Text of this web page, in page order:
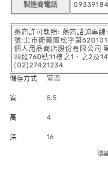
製造商電話
藥商許可執照: 藥商諮詢專
號:北市衛藥販松字第
個人用品商店股份有限公司
四段760號11樓之1、之2及
(02)27421234
儲存方式
室溫
寬 5.5
高 4
深 16
隱